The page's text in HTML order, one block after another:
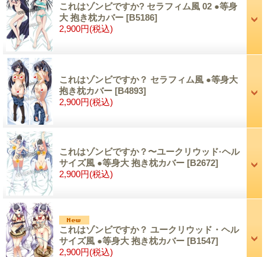
これはゾンビですか? セラフィム風 02 ●等身
大 抱き枕カバー [B5186]
2,900円(税込)
これはゾンビですか？ セラフィム風 ●等身大
抱き枕カバー [B4893]
2,900円(税込)
これはゾンビですか？〜ユークリウッド·ヘル
サイズ風 ●等身大 抱き枕カバー [B2672]
2,900円(税込)
これはゾンビですか？ ユークリウッド・ヘル
サイズ風 ●等身大 抱き枕カバー [B1547]
2,900円(税込)